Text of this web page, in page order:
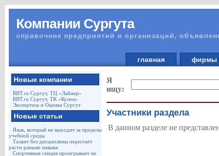
Компании Сургута
справочник предприятий и организаций,
главная
Новые компании
RBT.ru Сургут, ТЦ «Лайнер»
RBT.ru Сургут, ТК «Купец»
Экспертиза и Оценка Сургут
Новые статьи
Язык, который не выходит за пределы
учебной среды
Талант без дисциплины перестаёт
расти раньше навыка
Спортивная секция проигрывает не
Я
ищу:
Участники раздела
В данном разделе не